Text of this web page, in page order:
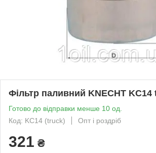
Фільтр паливний KNECHT KC14
Готово до відправки менше 10 од.
Код: KC14 (truck)
Опт і роздріб
321 ₴